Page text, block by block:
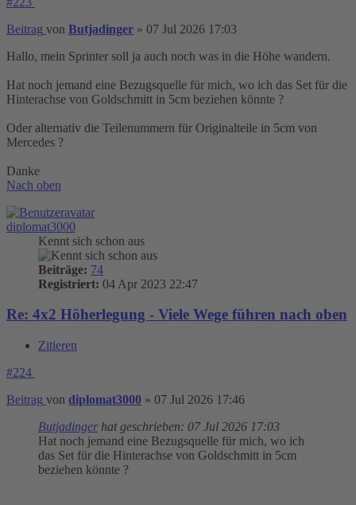
Beitrag von Butjadinger » 07 Jul 2026 17:03
Hallo, mein Sprinter soll ja auch noch was in die Höhe wandern.
Hat noch jemand eine Bezugsquelle für mich, wo ich das Set für die
Hinterachse von Goldschmitt in 5cm beziehen könnte ?
Oder alternativ die Teilenummern für Originalteile in 5cm von
Mercedes ?
Danke
Nach oben
diplomat3000
Kennt sich schon aus
Beiträge: 74
Registriert: 04 Apr 2023 22:47
Re: 4x2 Höherlegung - Viele Wege führen nach oben
Zitieren
#224
Beitrag von diplomat3000 » 07 Jul 2026 17:46
Butjadinger hat geschrieben: 07 Jul 2026 17:03
Hat noch jemand eine Bezugsquelle für mich, wo ich
das Set für die Hinterachse von Goldschmitt in 5cm
beziehen könnte ?